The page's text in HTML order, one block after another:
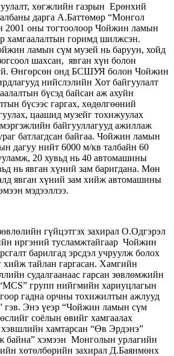
хөгжлийн газрын Ерөнхий
дарга А.Баттөмөр “Монгол
2001 оны тогтоолоор Чойжин ламын
хамгаалалтын горимд шилжсэн.
ламын сүм музей нь баруун, хойд
шахсан, явган хүн болон
Өнгөрсөн онд БСШУЯ болон Чойжин
нийслэлийн Хот байгуулалт
бүсэд байсан аж ахуйн
бүсээс гаргах, хөдөлгөөний
цаашид музейг тохижуулах
байгууллагууд ажиллаж
батлагдсан байгаа. Чойжин ламын
дагуу нийт 6000 м/кв талбайн 60
20 хувьд нь 40 автомашины
нь явган хүний зам баригдана. Мөн
явган хүний зам хийж автомашины
мэдээллээ.
гүйцэтгэх захирал О.Одгэрэл
иргэний тусламжтайгаар Чойжин
барилгад эрсдэл учруулж болох
хийж тайлан гаргасан. Хамгийн
судалгаанаас гарсан зөвлөмжийн
групп нийгмийн хариуцлагын
гадна орчны тохижилтын ажлууд
гэв. Энэ үеэр “Чойжин ламын сүм
соёлын өвийг хамгаалах
хэвшлийн хамтарсан “Өв Эрдэнэ”
байна” хэмээн Монголын урлагийн
хөтөлбөрийн захирал Д.Баянмөнх